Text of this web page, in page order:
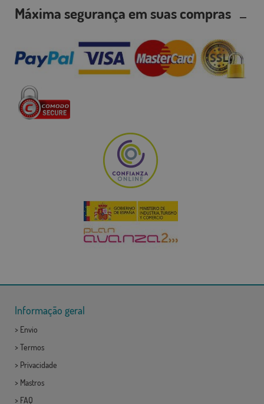
Máxima segurança em suas compras
Informação geral
> Envio
> Termos
> Privacidade
> Mastros
> FAQ